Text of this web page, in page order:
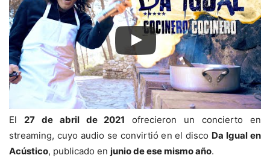
El 27 de abril de 2021 ofrecieron un concierto en
streaming, cuyo audio se convirtió en el disco Da Igual en
Acústico, publicado en junio de ese mismo año.